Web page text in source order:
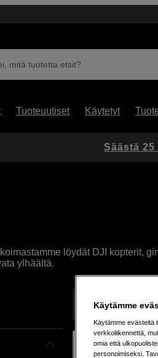
mitä tuotetta etsit?
Tuoteuutiset Käytetyt
löydät DJI kopterit,
ylhäältä.
Näyttää 278
Säästä
Käytämme
Käytämme evästeitä
verkkoliikennettä,
omia että
personoimiseksi.